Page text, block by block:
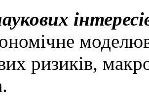
ризиків,